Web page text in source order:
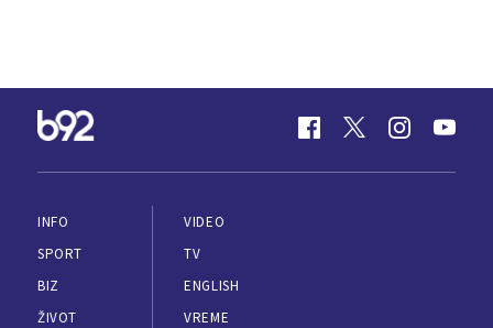
INFO
SPORT
BIZ
ŽIVOT
VIDEO
TV
ENGLISH
VREME